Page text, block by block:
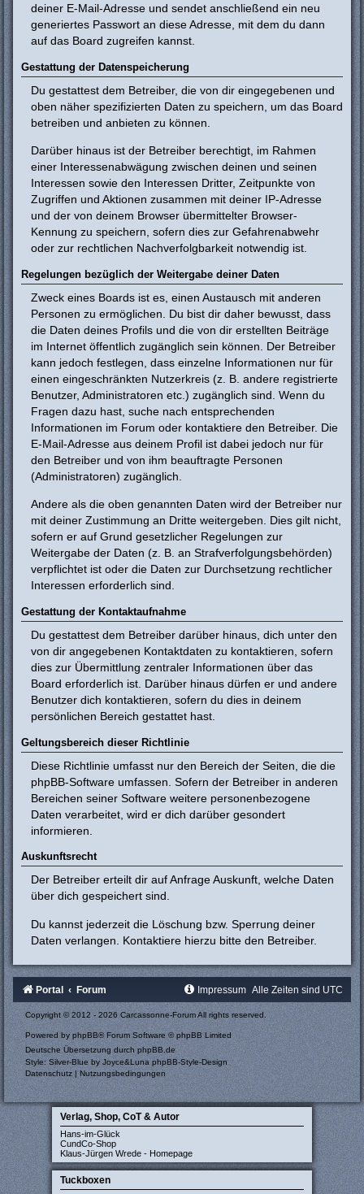
deiner E-Mail-Adresse und sendet anschließend ein neu
generiertes Passwort an diese Adresse, mit dem du dann
auf das Board zugreifen kannst.
Gestattung der Datenspeicherung
Du gestattest dem Betreiber, die von dir eingegebenen und
oben näher spezifizierten Daten zu speichern, um das Board
betreiben und anbieten zu können.
Darüber hinaus ist der Betreiber berechtigt, im Rahmen
einer Interessenabwägung zwischen deinen und seinen
Interessen sowie den Interessen Dritter, Zeitpunkte von
Zugriffen und Aktionen zusammen mit deiner IP-Adresse
und der von deinem Browser übermittelter Browser-
Kennung zu speichern, sofern dies zur Gefahrenabwehr
oder zur rechtlichen Nachverfolgbarkeit notwendig ist.
Regelungen bezüglich der Weitergabe deiner Daten
Zweck eines Boards ist es, einen Austausch mit anderen
Personen zu ermöglichen. Du bist dir daher bewusst, dass
die Daten deines Profils und die von dir erstellten Beiträge
im Internet öffentlich zugänglich sein können. Der Betreiber
kann jedoch festlegen, dass einzelne Informationen nur für
einen eingeschränkten Nutzerkreis (z. B. andere registrierte
Benutzer, Administratoren etc.) zugänglich sind. Wenn du
Fragen dazu hast, suche nach entsprechenden
Informationen im Forum oder kontaktiere den Betreiber. Die
E-Mail-Adresse aus deinem Profil ist dabei jedoch nur für
den Betreiber und von ihm beauftragte Personen
(Administratoren) zugänglich.
Andere als die oben genannten Daten wird der Betreiber nur
mit deiner Zustimmung an Dritte weitergeben. Dies gilt nicht,
sofern er auf Grund gesetzlicher Regelungen zur
Weitergabe der Daten (z. B. an Strafverfolgungsbehörden)
verpflichtet ist oder die Daten zur Durchsetzung rechtlicher
Interessen erforderlich sind.
Gestattung der Kontaktaufnahme
Du gestattest dem Betreiber darüber hinaus, dich unter den
von dir angegebenen Kontaktdaten zu kontaktieren, sofern
dies zur Übermittlung zentraler Informationen über das
Board erforderlich ist. Darüber hinaus dürfen er und andere
Benutzer dich kontaktieren, sofern du dies in deinem
persönlichen Bereich gestattet hast.
Geltungsbereich dieser Richtlinie
Diese Richtlinie umfasst nur den Bereich der Seiten, die die
phpBB-Software umfassen. Sofern der Betreiber in anderen
Bereichen seiner Software weitere personenbezogene
Daten verarbeitet, wird er dich darüber gesondert
informieren.
Auskunftsrecht
Der Betreiber erteilt dir auf Anfrage Auskunft, welche Daten
über dich gespeichert sind.
Du kannst jederzeit die Löschung bzw. Sperrung deiner
Daten verlangen. Kontaktiere hierzu bitte den Betreiber.
Portal Forum Alle Zeiten sind UTC
Impressum
Copyright © 2012 - 2026 Carcassonne-Forum All rights reserved.
Powered by phpBB® Forum Software © phpBB Limited
Deutsche Übersetzung durchphpBB.de
Style: Silver-Blue by Joyce&LunaphpBB-Style-Design
Datenschutz |Nutzungsbedingungen
Verlag, Shop, CoT & Autor
Hans-im-Glück
CundCo-Shop
Klaus-Jürgen Wrede - Homepage
Tuckboxen